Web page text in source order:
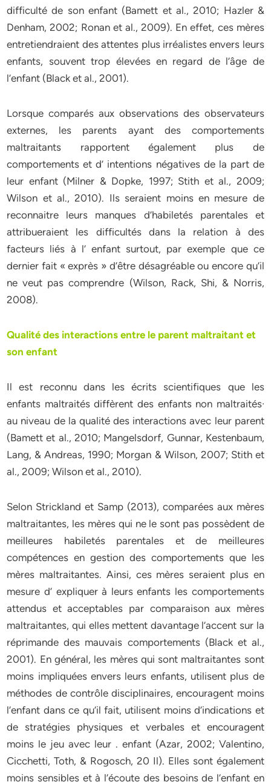
difficulté de son enfant (Bamett et al., 2010; Hazler &
Denham, 2002; Ronan et al., 2009). En effet, ces mères
entretiendraient des attentes plus irréalistes envers leurs
enfants, souvent trop élevées en regard de l’âge de
l’enfant (Black et al., 2001).
Lorsque comparés aux observations des observateurs
externes, les parents ayant des comportements
maltraitants rapportent également plus de
comportements et d’ intentions négatives de la part de
leur enfant (Milner & Dopke, 1997; Stith et al., 2009;
Wilson et al., 2010). Ils seraient moins en mesure de
reconnaitre leurs manques d’habiletés parentales et
attribueraient les difficultés dans la relation à des
facteurs liés à l’ enfant surtout, par exemple que ce
dernier fait « exprès » d’être désagréable ou encore qu’il
ne veut pas comprendre (Wilson, Rack, Shi, & Norris,
2008).
Qualité des interactions entre le parent maltraitant et
son enfant
Il est reconnu dans les écrits scientifiques que les
enfants maltraités diffèrent des enfants non maltraités·
au niveau de la qualité des interactions avec leur parent
(Bamett et al., 2010; Mangelsdorf, Gunnar, Kestenbaum,
Lang, & Andreas, 1990; Morgan & Wilson, 2007; Stith et
al., 2009; Wilson et al., 2010).
Selon Strickland et Samp (2013), comparées aux mères
maltraitantes, les mères qui ne le sont pas possèdent de
meilleures habiletés parentales et de meilleures
compétences en gestion des comportements que les
mères maltraitantes. Ainsi, ces mères seraient plus en
mesure d’ expliquer à leurs enfants les comportements
attendus et acceptables par comparaison aux mères
maltraitantes, qui elles mettent davantage l’accent sur la
réprimande des mauvais comportements (Black et al.,
2001). En général, les mères qui sont maltraitantes sont
moins impliquées envers leurs enfants, utilisent plus de
méthodes de contrôle disciplinaires, encouragent moins
l’enfant dans ce qu’il fait, utilisent moins d’indications et
de stratégies physiques et verbales et encouragent
moins le jeu avec leur . enfant (Azar, 2002; Valentino,
Cicchetti, Toth, & Rogosch, 20 Il). Elles sont également
moins sensibles et à l’écoute des besoins de l’enfant en